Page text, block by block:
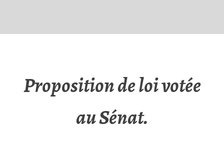
Proposition de loi votée
au Sénat.